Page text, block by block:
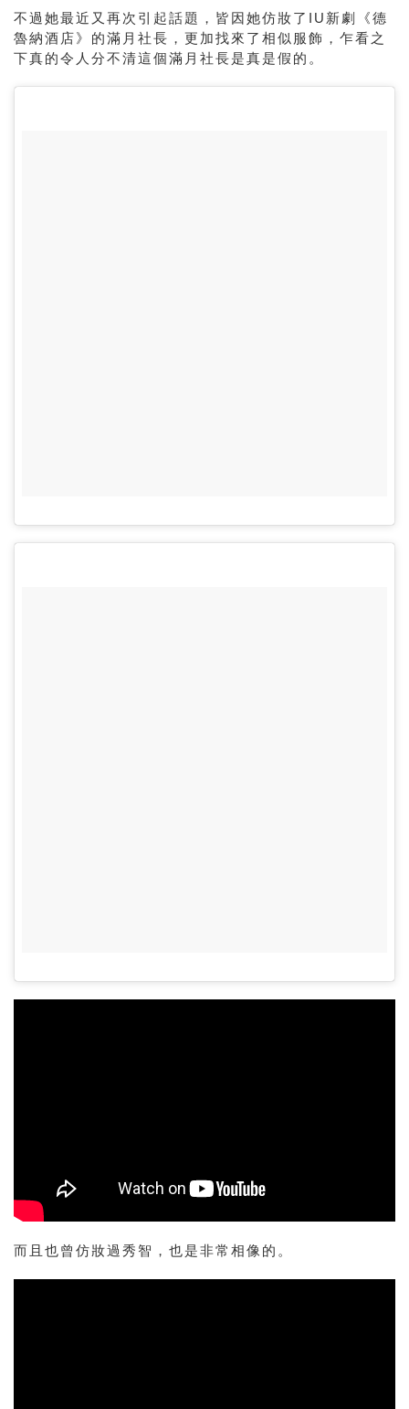
不過她最近又再次引起話題，皆因她仿妝了IU新劇
《德
魯納酒店》的滿月社長，更加找來了相似服飾，乍看之
下真的令人分不清這個滿月社長是真是假的。
而且也曾仿妝過秀智，也是非常相像的。